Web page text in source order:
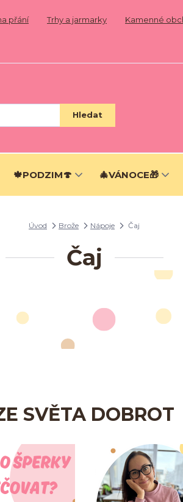
přání Trhy a jarmarky
Kamenné
Hledat
🍁PODZIM🍄 🎄VÁNOCE🎁
Úvod Brože Nápoje Čaj
Čaj
SVĚTA DOBROT